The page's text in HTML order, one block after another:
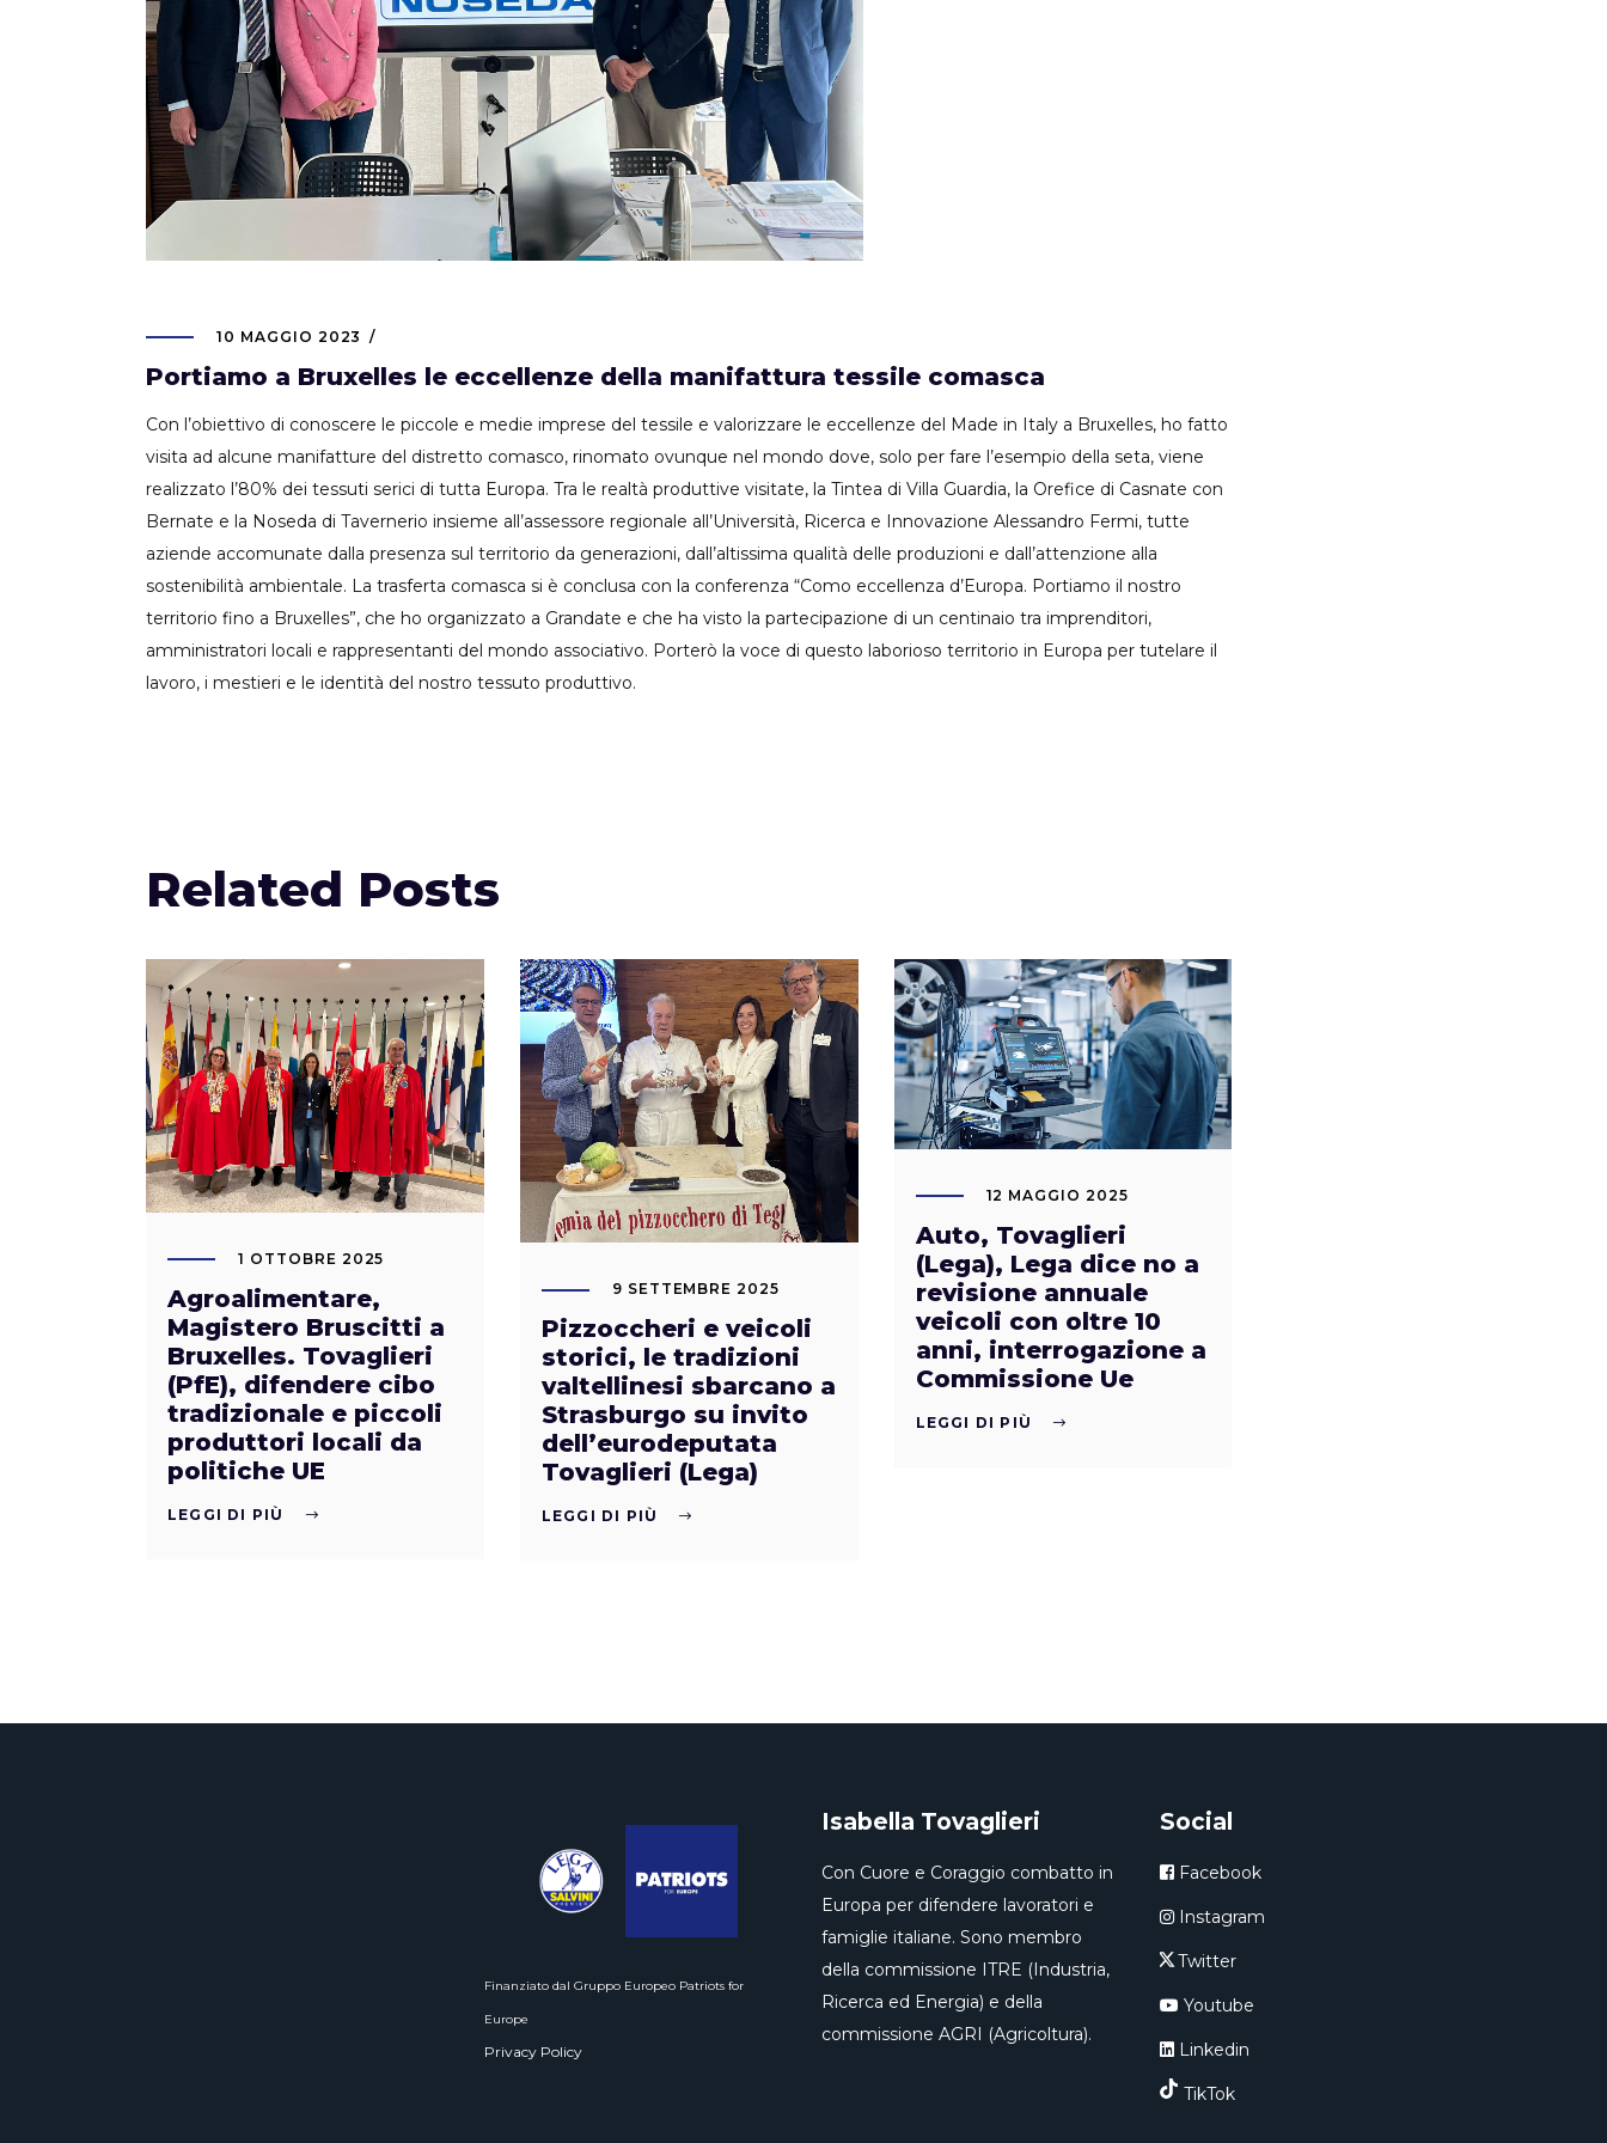
10 MAGGIO 2023
Portiamo a Bruxelles le eccellenze della manifattura tessile comasca
Con l’obiettivo di conoscere le piccole e medie imprese del tessile e valorizzare le eccellenze del Made in Italy a Bruxelles, ho fatto
visita ad alcune manifatture del distretto comasco, rinomato ovunque nel mondo dove, solo per fare l’esempio della seta, viene
realizzato l’80% dei tessuti serici di tutta Europa. Tra le realtà produttive visitate, la Tintea di Villa Guardia, la Orefice di Casnate con
Bernate e la Noseda di Tavernerio insieme all’assessore regionale all’Università, Ricerca e Innovazione Alessandro Fermi, tutte
aziende accomunate dalla presenza sul territorio da generazioni, dall’altissima qualità delle produzioni e dall’attenzione alla
sostenibilità ambientale. La trasferta comasca si è conclusa con la conferenza “Como eccellenza d’Europa. Portiamo il nostro
territorio fino a Bruxelles”, che ho organizzato a Grandate e che ha visto la partecipazione di un centinaio tra imprenditori,
amministratori locali e rappresentanti del mondo associativo. Porterò la voce di questo laborioso territorio in Europa per tutelare il
lavoro, i mestieri e le identità del nostro tessuto produttivo.
Related Posts
1 OTTOBRE 2025
Agroalimentare,
Magistero Bruscitti a
Bruxelles. Tovaglieri
(PfE), difendere cibo
tradizionale e piccoli
produttori locali da
politiche UE
LEGGI DI PIÙ
9 SETTEMBRE 2025
Pizzoccheri e veicoli
storici, le tradizioni
valtellinesi sbarcano a
Strasburgo su invito
dell’eurodeputata
Tovaglieri (Lega)
LEGGI DI PIÙ
12 MAGGIO 2025
Auto, Tovaglieri
(Lega), Lega dice no a
revisione annuale
veicoli con oltre 10
anni, interrogazione a
Commissione Ue
LEGGI DI PIÙ
Finanziato dal Gruppo Europeo Patriots for
Europe
Privacy Policy
Isabella Tovaglieri
Con Cuore e Coraggio combatto in
Europa per difendere lavoratori e
famiglie italiane. Sono membro
della commissione ITRE (Industria,
Ricerca ed Energia) e della
commissione AGRI (Agricoltura).
Social
Facebook
Instagram
Twitter
Youtube
Linkedin
TikTok